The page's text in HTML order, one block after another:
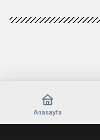
Anasayfa